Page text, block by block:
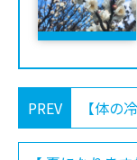
PREV 【体の